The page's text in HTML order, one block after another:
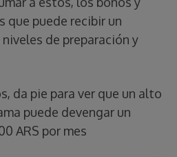
que puede recibir un
de preparación y
da pie para ver que un alto
puede devengar un
ARS por mes